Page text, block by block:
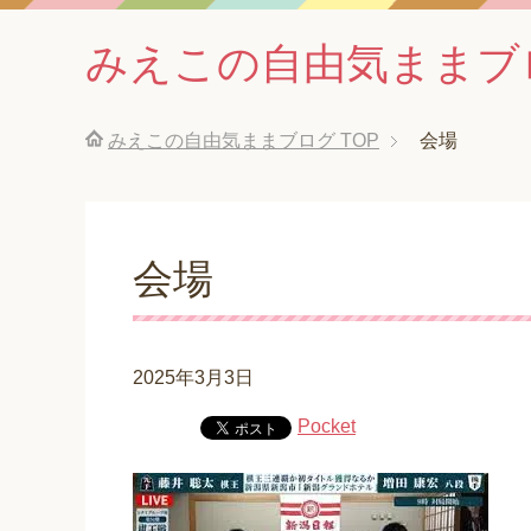
みえこの自由気まま
みえこの自由気ままブログ TOP 会場
会場
2025年3月3日
Pocket